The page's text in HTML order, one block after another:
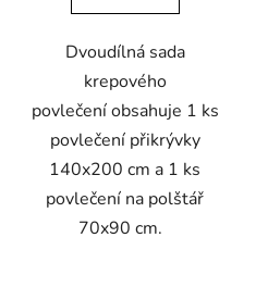
Dvoudílná sada
krepového
povlečení obsahuje 1 ks
povlečení přikrývky
140x200 cm a 1 ks
povlečení na polštář
70x90 cm.